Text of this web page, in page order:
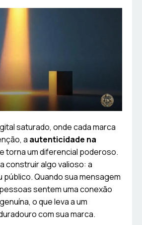
saturado, onde cada marca
a autenticidade na
torna um diferencial poderoso.
construir algo valioso: a
Quando sua mensagem
sentem uma conexão
o que leva a um
com sua marca.